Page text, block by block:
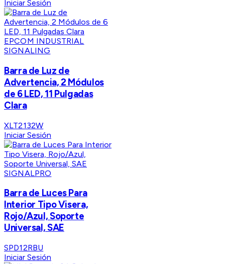
Iniciar Sesión
EPCOM INDUSTRIAL
SIGNALING
Barra de Luz de
Advertencia, 2 Módulos
de 6 LED, 11 Pulgadas
Clara
XLT2132W
Iniciar Sesión
SIGNALPRO
Barra de Luces Para
Interior Tipo Visera,
Rojo/Azul, Soporte
Universal, SAE
SPD12RBU
Iniciar Sesión